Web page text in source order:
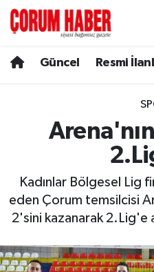
Güncel Resmi
Kadınlar Bölgesel Lig
eden Çorum temsilcisi
2'sini kazanarak 2.Lig'e
Spor
Resmi İlanlar
Bayat
Dodurga
Hava Durumu
Çorum Namaz
Trafik Durumu
Süper Lig Puan
Son Dakika Haberleri